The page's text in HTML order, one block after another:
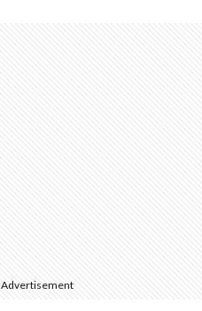
Advertisement